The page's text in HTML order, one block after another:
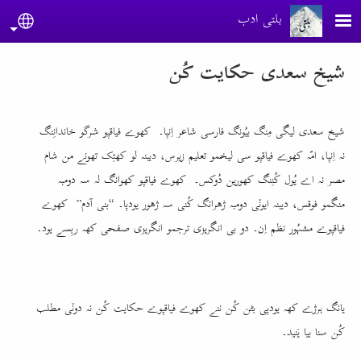
Skip to main contentبلتی ادب
شیخ سعدی حکایت کُن
شیخ سعدی لیگی مِنگ بیُونگ فارسی شاعر اِنپا۔ کھوے فیاقپو شرگو خاندانِنگ
نہ اِنپا، امّہ کھوے فیاقپو سی لیخمو تعلیم زیرس، دیبنہ لو کھئِک تھونے من شام
مصر نہ اے یُول کُنِنگ کھورین دُوکس۔ کھوے فیاقپو کھوانگ لہ سہ دومبہ
منگمو فوقس، دیبنہ ایوݩی دومبہ ژھرانگ کُنی سہ ژھور یودپا۔ “بنی آدم” کھوے
فیاقپوے مشہُور نظم اِن۔ دو بی انگریزی ترجمو انگریزی صفحی کھہ ربِسے یود۔
یانگ ہرژے کھہ یودپی بٹن کُن ننے کھوے فیاقپوے حکایت کُن نہ دوݩی مطلب
کُن سنا بیا یَنید۔